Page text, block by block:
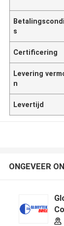
s
Certificering
Levering
n
Levertijd
ONGEVEER